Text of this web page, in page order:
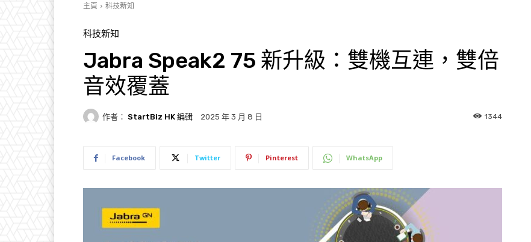
主頁 科技新知
科技新知
Jabra Speak2 75 新升級：雙機互連，雙倍
音效覆蓋
作者： StartBiz HK 編輯 2025 年 3 月 8 日 1344
Facebook Twitter Pinterest WhatsApp